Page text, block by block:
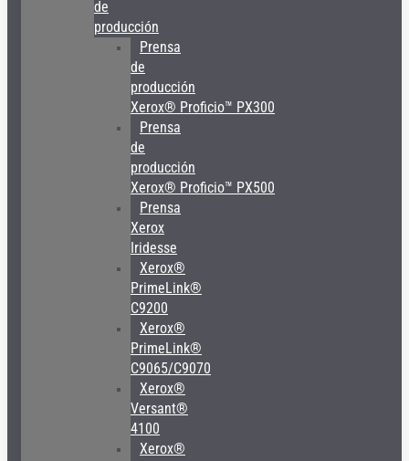
de
producción
Prensa
de
producción
Xerox® Proficio™ PX300
Prensa
de
producción
Xerox® Proficio™ PX500
Prensa
Xerox
Iridesse
Xerox®
PrimeLink®
C9200
Xerox®
PrimeLink®
C9065/C9070
Xerox®
Versant®
4100
Xerox®